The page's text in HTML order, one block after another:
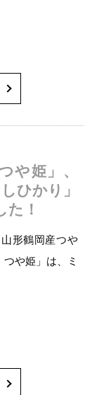
や姫」、
ひかり」
た！
形鶴岡産つや
や姫」は、ミ